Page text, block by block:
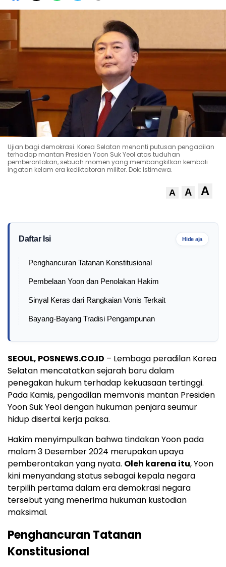
Ujian bagi demokrasi. Korea Selatan menanti putusan pengadilan
terhadap mantan Presiden Yoon Suk Yeol atas tuduhan
pemberontakan, sebuah momen yang membangkitkan kembali
ingatan kelam era kediktatoran militer. Dok: Istimewa.
A A A
Daftar Isi Hide aja
Penghancuran Tatanan Konstitusional
Pembelaan Yoon dan Penolakan Hakim
Sinyal Keras dari Rangkaian Vonis Terkait
Bayang-Bayang Tradisi Pengampunan
SEOUL, POSNEWS.CO.ID – Lembaga peradilan Korea
Selatan mencatatkan sejarah baru dalam
penegakan hukum terhadap kekuasaan tertinggi.
Pada Kamis, pengadilan memvonis mantan Presiden
Yoon Suk Yeol dengan hukuman penjara seumur
hidup disertai kerja paksa.
Hakim menyimpulkan bahwa tindakan Yoon pada
malam 3 Desember 2024 merupakan upaya
pemberontakan yang nyata. Oleh karena itu, Yoon
kini menyandang status sebagai kepala negara
terpilih pertama dalam era demokrasi negara
tersebut yang menerima hukuman kustodian
maksimal.
Penghancuran Tatanan
Konstitusional